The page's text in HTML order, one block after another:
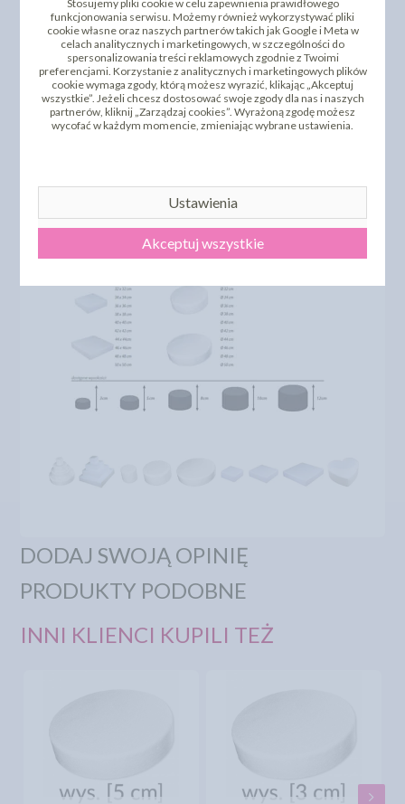
DODAJ SWOJĄ OPINIĘ
PRODUKTY PODOBNE
INNI KLIENCI KUPILI TEŻ
Stosujemy pliki cookie w celu zapewnienia prawidłowego
funkcjonowania serwisu. Możemy również wykorzystywać pliki
cookie własne oraz naszych partnerów takich jak Google i Meta w
celach analitycznych i marketingowych, w szczególności do
spersonalizowania treści reklamowych zgodnie z Twoimi
preferencjami. Korzystanie z analitycznych i marketingowych plików
cookie wymaga zgody, którą możesz wyrazić, klikając „Akceptuj
wszystkie”. Jeżeli chcesz dostosować swoje zgody dla nas i naszych
partnerów, kliknij „Zarządzaj cookies”. Wyrażoną zgodę możesz
wycofać w każdym momencie, zmieniając wybrane ustawienia.
Ustawienia
Akceptuj wszystkie